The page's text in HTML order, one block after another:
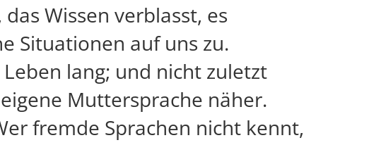
Wissen verblasst, es
Situationen auf uns zu.
lang; und nicht zuletzt
Muttersprache näher.
fremde Sprachen nicht kennt,